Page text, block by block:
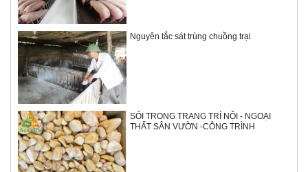
Nguyên tắc sát trùng chuồng trại
SỎI TRONG TRANG TRÍ NỘI - NGOẠI
THẤT SÂN VƯỜN -CÔNG TRÌNH